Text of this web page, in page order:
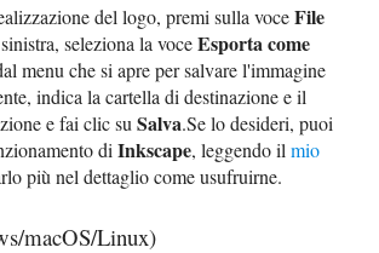
del logo, premi sulla voceFile
seleziona la voceEsporta come
menu che si apre per salvare l'immagine
indica la cartella di destinazione e il
e fai clic suSalva.Se lo desideri, puoi
diInkscape, leggendo ilmio
più nel dettaglio come usufruirne.
macOS/Linux)